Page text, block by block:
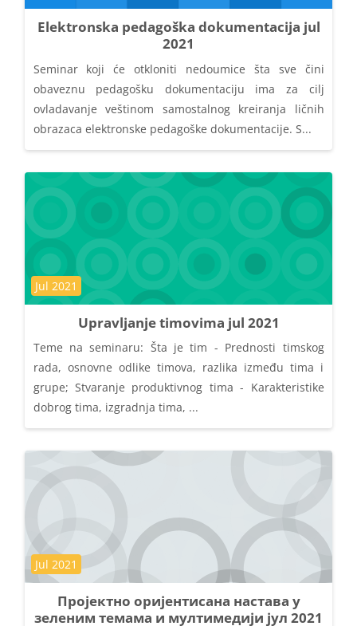
Elektronska pedagoška dokumentacija jul
2021
Seminar koji će otkloniti nedoumice šta sve čini
obaveznu pedagošku dokumentaciju ima za cilj
ovladavanje veštinom samostalnog kreiranja ličnih
obrazaca elektronske pedagoške dokumentacije. S...
Upravljanje timovima jul 2021
Kategorija kursa
Jul 2021
Teme na seminaru: Šta je tim - Prednosti timskog
rada, osnovne odlike timova, razlika između tima i
grupe; Stvaranje produktivnog tima - Karakteristike
dobrog tima, izgradnja tima, ...
Пројектно оријентисана настава у
зеленим темама и мултимедији јул 2021
Kategorija kursa
Jul 2021